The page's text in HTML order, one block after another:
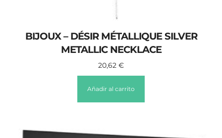
BIJOUX – DÉSIR MÉTALLIQUE SILVER
METALLIC NECKLACE
20,62 €
Añadir al carrito